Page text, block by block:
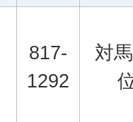
817-
1292
対